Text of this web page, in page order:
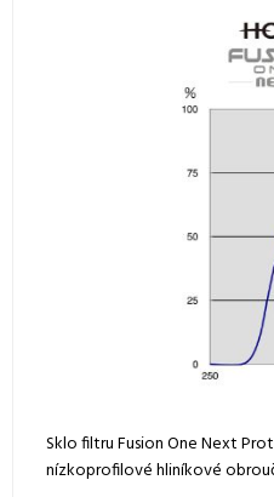
Sklo filtru Fusion One Next
nízkoprofilové hliníkové